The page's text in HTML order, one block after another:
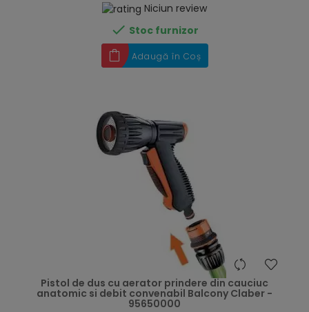
Niciun review
 Stoc furnizor
Adaugă în Coș
Pistol de dus cu aerator prindere din cauciuc
anatomic si debit convenabil Balcony Claber -
95650000